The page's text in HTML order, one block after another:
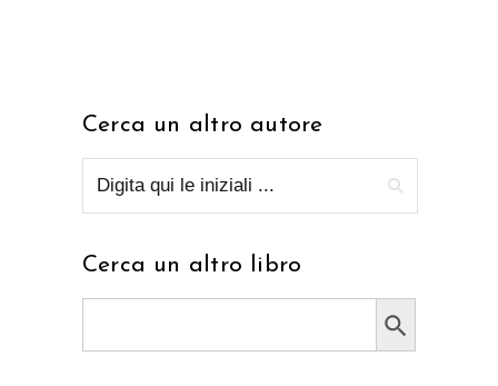
Cerca un altro autore
Cerca un altro libro
Search Button